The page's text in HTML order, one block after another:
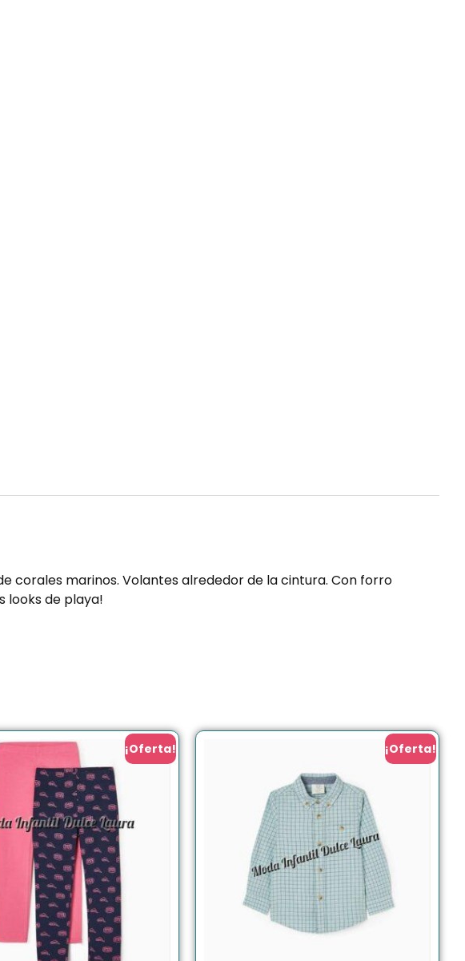
corales marinos. Volantes alrededor de la cintura. Con forro
looks de playa!
¡Oferta! ¡Oferta!